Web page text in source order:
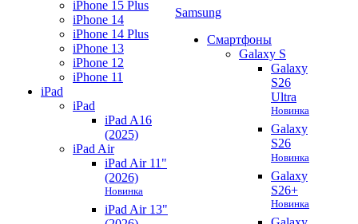
iPhone 15 Plus
iPhone 14
iPhone 14 Plus
iPhone 13
iPhone 12
iPhone 11
iPad
iPad
iPad A16
(2025)
iPad Air
iPad Air 11"
(2026)
Новинка
iPad Air 13"
Samsung
Смартфоны
Galaxy S
Galaxy
S26
Ultra
Новинка
Galaxy
S26
Новинка
Galaxy
S26+
Новинка